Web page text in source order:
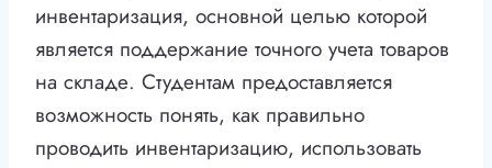
инвентаризация, основной целью которой
является поддержание точного учета товаров
на складе. Студентам предоставляется
возможность понять, как правильно
проводить инвентаризацию, использовать